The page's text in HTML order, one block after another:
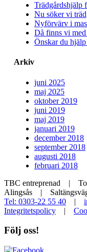
Trädgårdshjälp
Nu söker vi
Nyförvärv i
Då finns vi
Önskar du
Arkiv
juni 2025
maj 2025
oktober 2019
juni 2019
maj 2019
januari 2019
december 2018
september 2018
augusti 2018
februari 2018
TBC entreprenad |
Alingsås |
Tel: 0303-22 55 40 |
Integritetspolicy |
Följ oss!